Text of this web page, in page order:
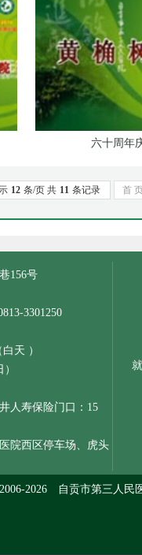
六十周年
12 条/页 共 11 条记录 首
156号
3301250
天 ）
人寿保险门口：15
院西区停车场、虎头
2026 自贡市第三人